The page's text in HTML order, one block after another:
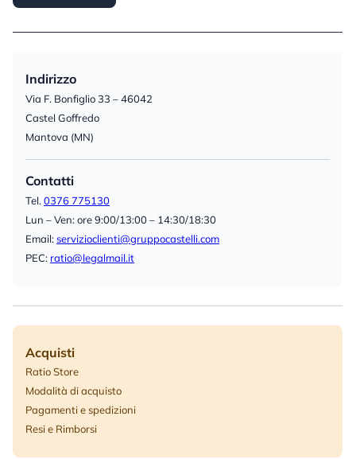
Indirizzo
Via F. Bonfiglio 33 – 46042
Castel Goffredo
Mantova (MN)
Contatti
Tel. 0376 775130
Lun – Ven: ore 9:00/13:00 – 14:30/18:30
Email:servizioclienti@gruppocastelli.com
PEC: ratio@legalmail.it
Acquisti
Ratio Store
Modalità di acquisto
Pagamenti e spedizioni
Resi e Rimborsi